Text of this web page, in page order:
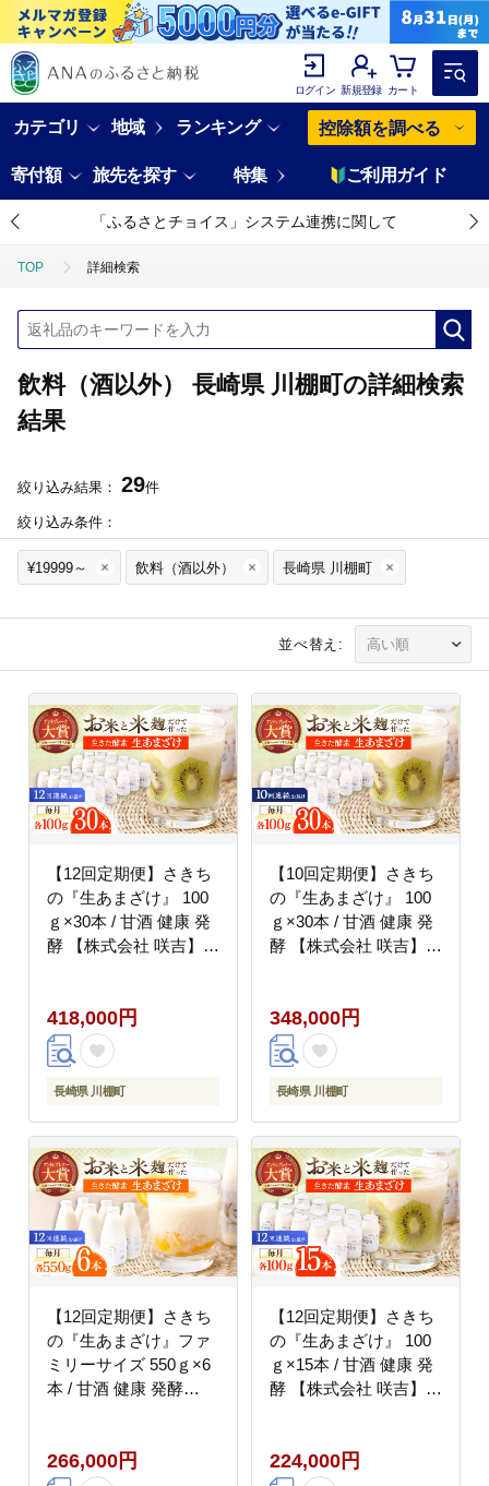
ログイン 新規登録 カート
カテゴリ 地域 ランキング 控除額を調べる
寄付額 旅先を探す 特集 ご利用ガイド
「ふるさとチョイス」システム連携に関して
TOP 詳細検索
飲料（酒以外） 長崎県 川棚町の詳細検索
結果
絞り込み結果： 29件
絞り込み条件：
¥19999～ 飲料（酒以外） 長崎県 川棚町
並べ替え:
【12回定期便】さきち
の『生あまざけ』 100
ｇ×30本 / 甘酒 健康 発
酵 【株式会社 咲吉】
418,000円
長崎県 川棚町
【10回定期便】さきち
の『生あまざけ』 100
ｇ×30本 / 甘酒 健康 発
酵 【株式会社 咲吉】
348,000円
長崎県 川棚町
【12回定期便】さきち
の『生あまざけ』ファ
ミリーサイズ 550ｇ×6
本 / 甘酒 健康 発酵
266,000円
【12回定期便】さきち
の『生あまざけ』 100
ｇ×15本 / 甘酒 健康 発
酵 【株式会社 咲吉】
224,000円